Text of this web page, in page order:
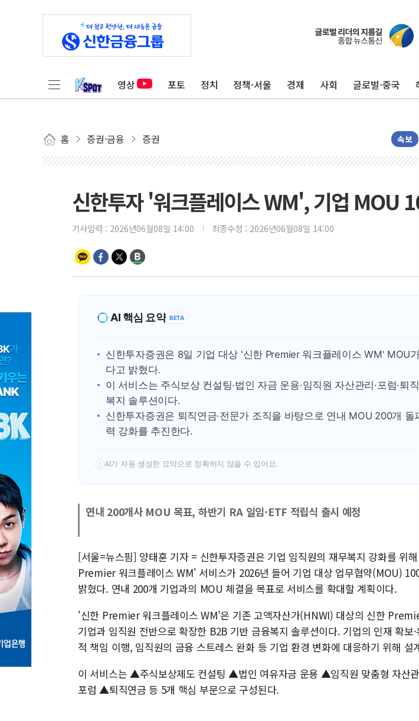
영상 포토 정치 정책·서울 경제 사회 글로벌·중국
홈 증권·금융 증권 속보
신한투자 '워크플레이스 WM', 기업 MOU
기사입력 : 2026년06월08일 14:00 최종수정 : 2026년06월08일 14:00
AI 핵심 요약 BETA
신한투자증권은 8일 기업 대상 '신한 Premier 워크플레이스 WM' MOU
다고 밝혔다.
이 서비스는 주식보상 컨설팅·법인 자금 운용·임직원 자산관리·포럼·퇴
복지 솔루션이다.
신한투자증권은 퇴직연금·전문가 조직을 바탕으로 연내 MOU 200개 돌
력 강화를 추진한다.
! AI가 자동 생성한 요약으로 정확하지 않을 수 있어요.
연내 200개사 MOU 목표, 하반기 RA 일임·ETF 적립식 출시 예정
[서울=뉴스핌] 양태훈 기자 = 신한투자증권은 기업 임직원의 재무복지 강화를 위
Premier 워크플레이스 WM' 서비스가 2026년 들어 기업 대상 업무협약(MOU)
밝혔다. 연내 200개 기업과의 MOU 체결을 목표로 서비스를 확대할 계획이다.
'신한 Premier 워크플레이스 WM'은 기존 고액자산가(HNWI) 대상의 신한
기업과 임직원 전반으로 확장한 B2B 기반 금융복지 솔루션이다. 기업의 인재 확보
적 책임 이행, 임직원의 금융 스트레스 완화 등 기업 환경 변화에 대응하기 위해 설
이 서비스는 ▲주식보상제도 컨설팅 ▲법인 여유자금 운용 ▲임직원 맞춤형 자산
포럼 ▲퇴직연금 등 5개 핵심 부문으로 구성된다.